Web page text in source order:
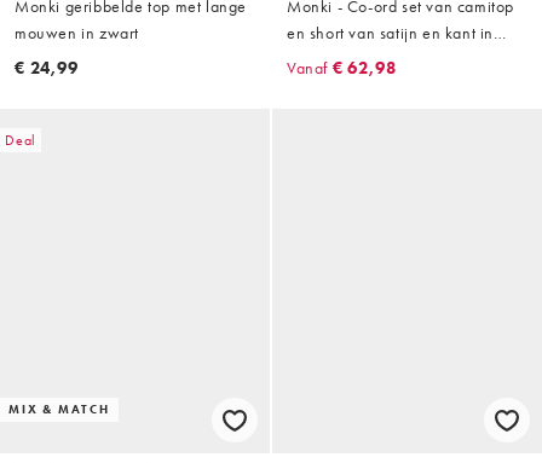
Monki geribbelde top met lange
mouwen in zwart
€ 24,99
Monki - Co-ord set van camitop
en short van satijn en kant in
perzikkleur
Vanaf € 62,98
Deal
MIX & MATCH